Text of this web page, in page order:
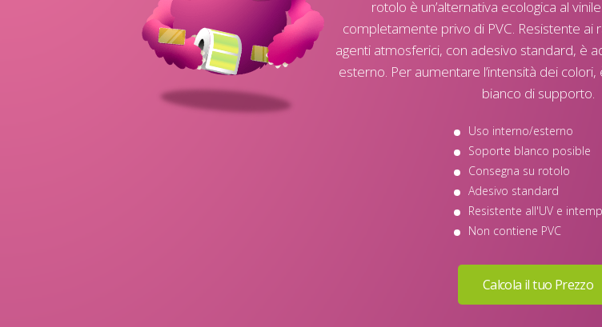
rotolo è un’alternativa ecologica al
completamente privo di PVC. Resistente ai
agenti atmosferici, con adesivo standard, è
esterno. Per aumentare l’intensità dei colori,
bianco di supporto.
Uso interno/esterno
Soporte blanco posible
Consegna su rotolo
Adesivo standard
Resistente all'UV e
Non contiene PVC